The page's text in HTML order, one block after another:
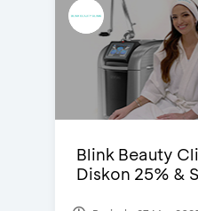
Blink Beauty
Diskon 25% &